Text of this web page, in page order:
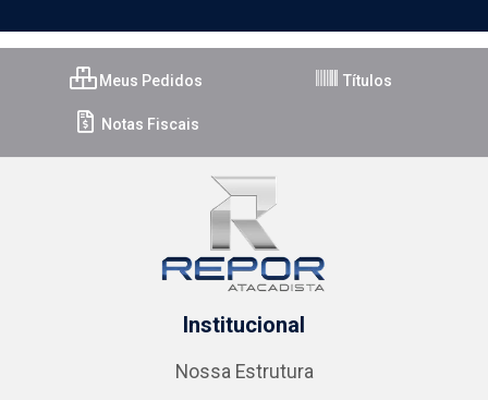
Meus Pedidos Títulos
Notas Fiscais
Institucional
Nossa Estrutura